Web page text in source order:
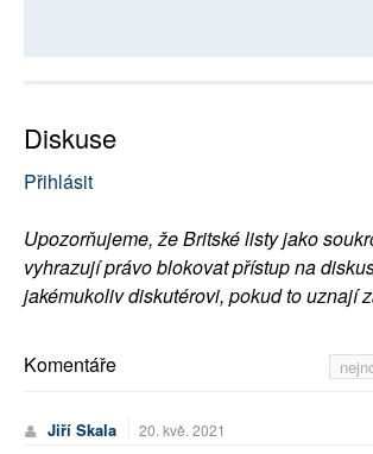
Diskuse
Přihlásit
Upozorňujeme, že Britské listy jako
vyhrazují právo blokovat přístup na
jakémukoliv diskutérovi, pokud to uznají
Komentáře
Jiří Skala 20. kvě. 2021